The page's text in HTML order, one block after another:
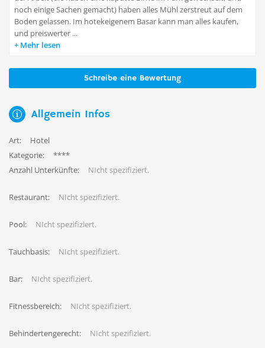
noch einige Sachen gemacht) haben alles Mühl zerstreut auf dem
Boden gelassen. Im hotekeigenem Basar kann man alles kaufen,
und preiswerter ...
Mehr lesen
Schreibe eine Bewertung
Allgemein Infos
Art:
Hotel
Kategorie:
****
Anzahl Unterkünfte:
NIcht spezifiziert.
Restaurant: NIcht spezifiziert.
Pool: NIcht spezifiziert.
Tauchbasis: NIcht spezifiziert.
Bar: NIcht spezifiziert.
Fitnessbereich: NIcht spezifiziert.
Behindertengerecht: NIcht spezifiziert.